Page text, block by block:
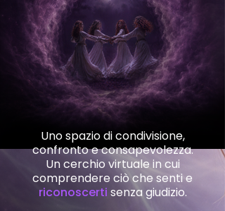
Uno spazio di condivisione,
confronto e consapevolezza.
Un cerchio virtuale in cui
comprendere ciò che senti e
riconoscerti senza giudizio.